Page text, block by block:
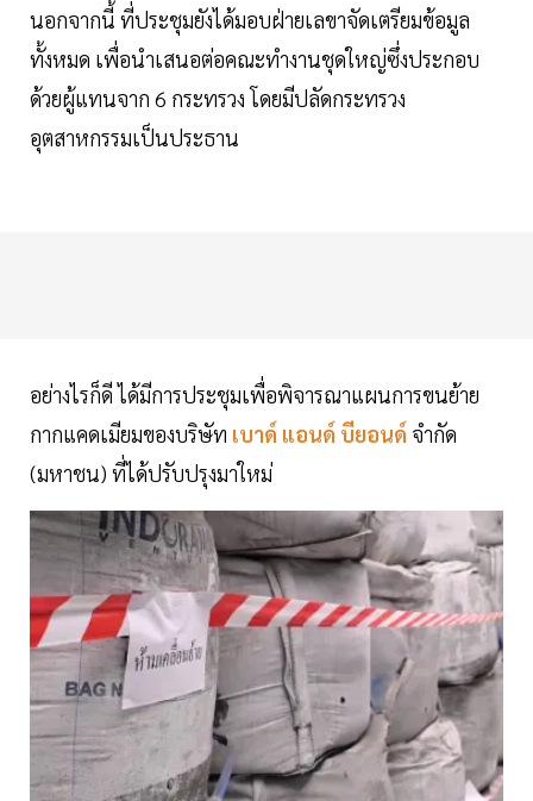
นอกจากนี้ ที่ประชุมยังได้มอบฝ่ายเลขาจัดเตรียมข้อมูล
ทั้งหมด เพื่อนำเสนอต่อคณะทำงานชุดใหญ่ซึ่งประกอบ
ด้วยผู้แทนจาก 6 กระทรวง โดยมีปลัดกระทรวง
อุตสาหกรรมเป็นประธาน
อย่างไรก็ดี ได้มีการประชุมเพื่อพิจารณาแผนการขนย้าย
กากแคดเมียมของบริษัท เบาด์ แอนด์ บียอนด์ จำกัด
(มหาชน) ที่ได้ปรับปรุงมาใหม่